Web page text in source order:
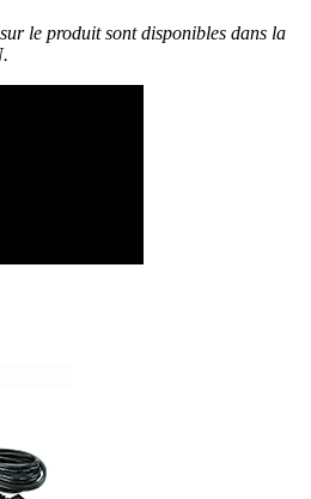
le produit sont disponibles dans la